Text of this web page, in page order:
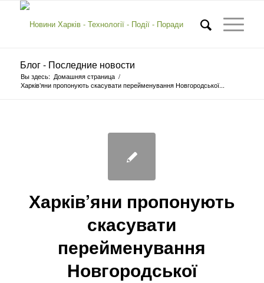
Блог - Последние новости
Вы здесь: Домашняя страница /
Харків’яни пропонують скасувати перейменування Новгородської...
Харків’яни пропонують
скасувати
перейменування
Новгородської